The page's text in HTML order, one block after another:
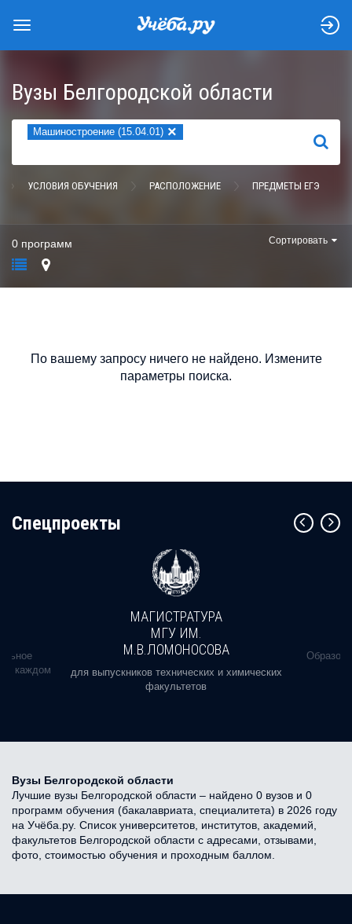
Вузы Белгородской области
Машиностроение (15.04.01) ×
НАЙТИ
УСЛОВИЯ ОБУЧЕНИЯ РАСПОЛОЖЕНИЕ ПРЕДМЕТЫ ЕГЭ
0 программ Сортировать
По вашему запросу ничего не найдено. Измените
параметры поиска.
Cпецпроекты
в каждом
МАГИСТРАТУРА
МГУ ИМ.
М.В.ЛОМОНОСОВА
для выпускников технических и химических
факультетов
Вузы Белгородской области
Лучшие вузы Белгородской области – найдено 0 вузов и 0
программ обучения (бакалавриата, специалитета) в 2026 году
на Учёба.ру. Список университетов, институтов, академий,
факультетов Белгородской области с адресами, отзывами,
фото, стоимостью обучения и проходным баллом.